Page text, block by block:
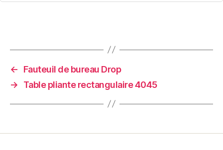
←
Fauteuil de bureau Drop
→
Table pliante rectangulaire 4045